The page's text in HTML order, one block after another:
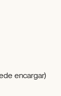
encargar)